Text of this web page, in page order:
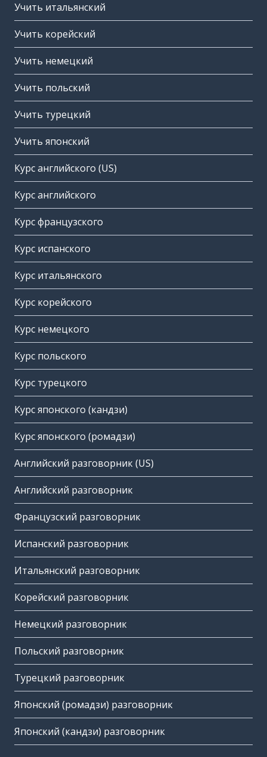
Учить итальянский
Учить корейский
Учить немецкий
Учить польский
Учить турецкий
Учить японский
Курс английского (US)
Курс английского
Курс французского
Курс испанского
Курс итальянского
Курс корейского
Курс немецкого
Курс польского
Курс турецкого
Курс японского (кандзи)
Курс японского (ромадзи)
Английский разговорник (US)
Английский разговорник
Французский разговорник
Испанский разговорник
Итальянский разговорник
Корейский разговорник
Немецкий разговорник
Польский разговорник
Турецкий разговорник
Японский (ромадзи) разговорник
Японский (кандзи) разговорник